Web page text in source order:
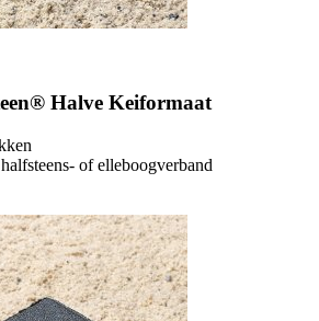
Halve Keiformaat
of elleboogverband